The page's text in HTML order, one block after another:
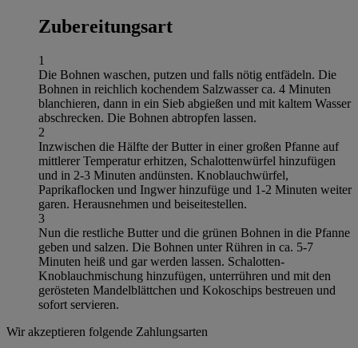
Zubereitungsart
1
Die Bohnen waschen, putzen und falls nötig entfädeln. Die
Bohnen in reichlich kochendem Salzwasser ca. 4 Minuten
blanchieren, dann in ein Sieb abgießen und mit kaltem Wasser
abschrecken. Die Bohnen abtropfen lassen.
2
Inzwischen die Hälfte der Butter in einer großen Pfanne auf
mittlerer Temperatur erhitzen, Schalottenwürfel hinzufügen
und in 2-3 Minuten andünsten. Knoblauchwürfel,
Paprikaflocken und Ingwer hinzufüge und 1-2 Minuten weiter
garen. Herausnehmen und beiseitestellen.
3
Nun die restliche Butter und die grünen Bohnen in die Pfanne
geben und salzen. Die Bohnen unter Rühren in ca. 5-7
Minuten heiß und gar werden lassen. Schalotten-
Knoblauchmischung hinzufügen, unterrühren und mit den
gerösteten Mandelblättchen und Kokoschips bestreuen und
sofort servieren.
Wir akzeptieren folgende Zahlungsarten